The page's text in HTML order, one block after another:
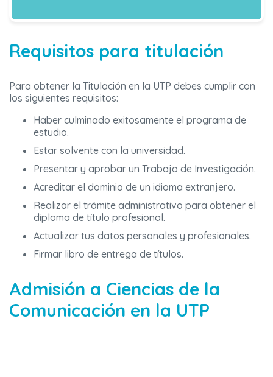
Requisitos para titulación
Para obtener la Titulación en la UTP debes cumplir con
los siguientes requisitos:
Haber culminado exitosamente el programa de
estudio.
Estar solvente con la universidad.
Presentar y aprobar un Trabajo de Investigación.
Acreditar el dominio de un idioma extranjero.
Realizar el trámite administrativo para obtener el
diploma de título profesional.
Actualizar tus datos personales y profesionales.
Firmar libro de entrega de títulos.
Admisión a Ciencias de la
Comunicación en la UTP